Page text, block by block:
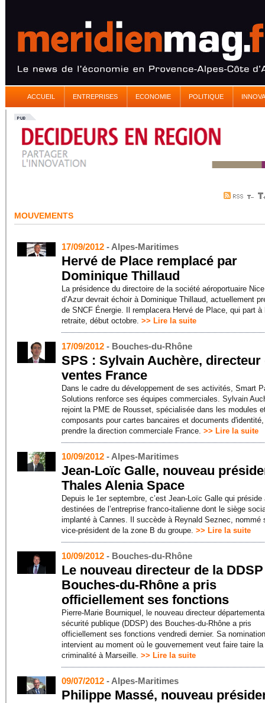
ACCUEIL ENTREPRISES ECONOMIE POLITIQUE
MOUVEMENTS
17/09/2012 - Alpes-Maritimes
Hervé de Place remplacé par
Dominique Thillaud
La présidence du directoire de la société aéroportuaire
d’Azur devrait échoir à Dominique Thillaud, actuellement
de SNCF Énergie. Il remplacera Hervé de Place, qui part à
retraite, début octobre. >> Lire la suite
17/09/2012 - Bouches-du-Rhône
SPS : Sylvain Auchère, directeur
ventes France
Dans le cadre du développement de ses activités, Smart
Solutions renforce ses équipes commerciales. Sylvain
rejoint la PME de Rousset, spécialisée dans les modules
composants pour cartes bancaires et documents d'identité,
prendre la direction commerciale France. >> Lire la suite
10/09/2012 - Alpes-Maritimes
Jean-Loïc Galle, nouveau
Thales Alenia Space
Depuis le 1er septembre, c’est Jean-Loïc Galle qui préside
destinées de l’entreprise franco-italienne dont le siège
implanté à Cannes. Il succède à Reynald Seznec, nommé
vice-président de la zone B du groupe. >> Lire la suite
10/09/2012 - Bouches-du-Rhône
Le nouveau directeur de la
Bouches-du-Rhône a pris
officiellement ses fonctions
Pierre-Marie Bourniquel, le nouveau directeur
sécurité publique (DDSP) des Bouches-du-Rhône a pris
officiellement ses fonctions vendredi dernier. Sa nomination
intervient au moment où le gouvernement veut faire taire la
criminalité à Marseille. >> Lire la suite
09/07/2012 - Alpes-Maritimes
Philippe Massé, nouveau